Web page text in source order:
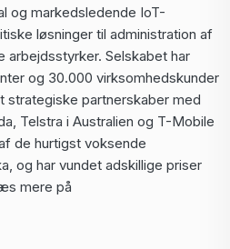
og markedsledende IoT-
løsninger til administration af
arbejdsstyrker. Selskabet har
og 30.000 virksomhedskunder
strategiske partnerskaber med
Telstra i Australien og T-Mobile
de hurtigst voksende
og har vundet adskillige priser
mere på